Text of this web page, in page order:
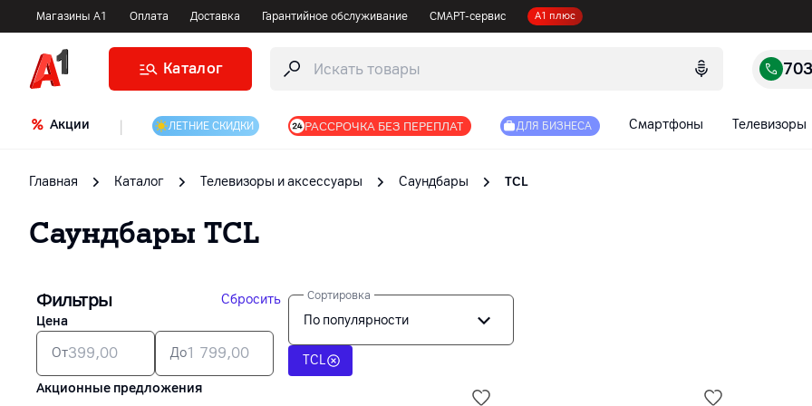
Магазины А1 Оплата Доставка Гарантийное обслуживание СМАРТ-сервис А1 плюс
Каталог
Акции ЛЕТНИЕ СКИДКИ РАССРОЧКА БЕЗ ПЕРЕПЛАТ ДЛЯ БИЗНЕСА Смартфоны Телевизоры
Главная Каталог Телевизоры и аксессуары Саундбары TCL
Саундбары TCL
Фильтры
Сбросить
Цена
От До
Акционные предложения
Сортировка
По популярности
TCL